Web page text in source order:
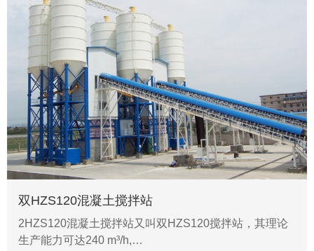
双HZS120混凝土搅拌站
2HZS120混凝土搅拌站又叫双HZS120搅拌站，其理论
生产能力可达240 m³/h,…